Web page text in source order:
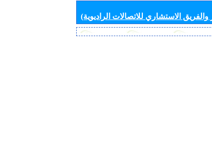
الاستشاري للاتصالات الراديوية)